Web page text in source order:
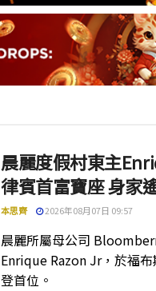
晨麗度假村東主
律賓首富寶座 身家
本思齊 2026年08月07日 09:57
晨麗所屬母公司
Enrique Razon Jr，於福
登首位。